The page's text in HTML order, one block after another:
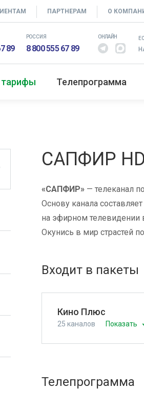
ПАРТНЕРАМ О
89
РОССИЯ
8 800 555 67 89
ОНЛАЙН
Телепрограмма
САПФИР
«САПФИР» — телеканал
Основу канала
на эфирном телевидении
Окунись в мир страстей
Входит в пакеты
Кино Плюс
25 каналов Показать
Телепрограмма